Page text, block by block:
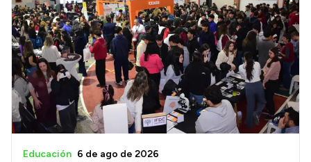
Educación 6 de ago de 2026